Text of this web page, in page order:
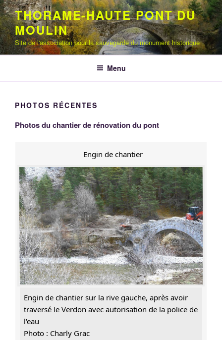
Aller
au
contenu
principal
THORAME-HAUTE PONT DU
MOULIN
Site de l'association pour la sauvegarde du monument historique
Menu
PHOTOS RÉCENTES
Photos du chantier de rénovation du pont
Engin de chantier
Engin de chantier sur la rive gauche, après avoir
traversé le Verdon avec autorisation de la police de
l'eau
Photo : Charly Grac